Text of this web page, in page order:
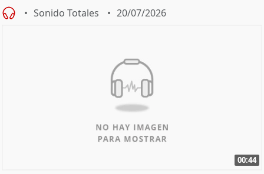
Sonido Totales 20/07/2026
00:44